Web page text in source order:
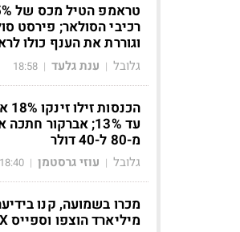
וגוררת את הענף כולו
גלובל | ענת גלעד |
18:58
עד 13%; אברקור
מ-80 ל-40 דולר
גלובל | עוזי גרסטמן |
18:40
מיליארד הוצפו וספייס X דווקא זינקה